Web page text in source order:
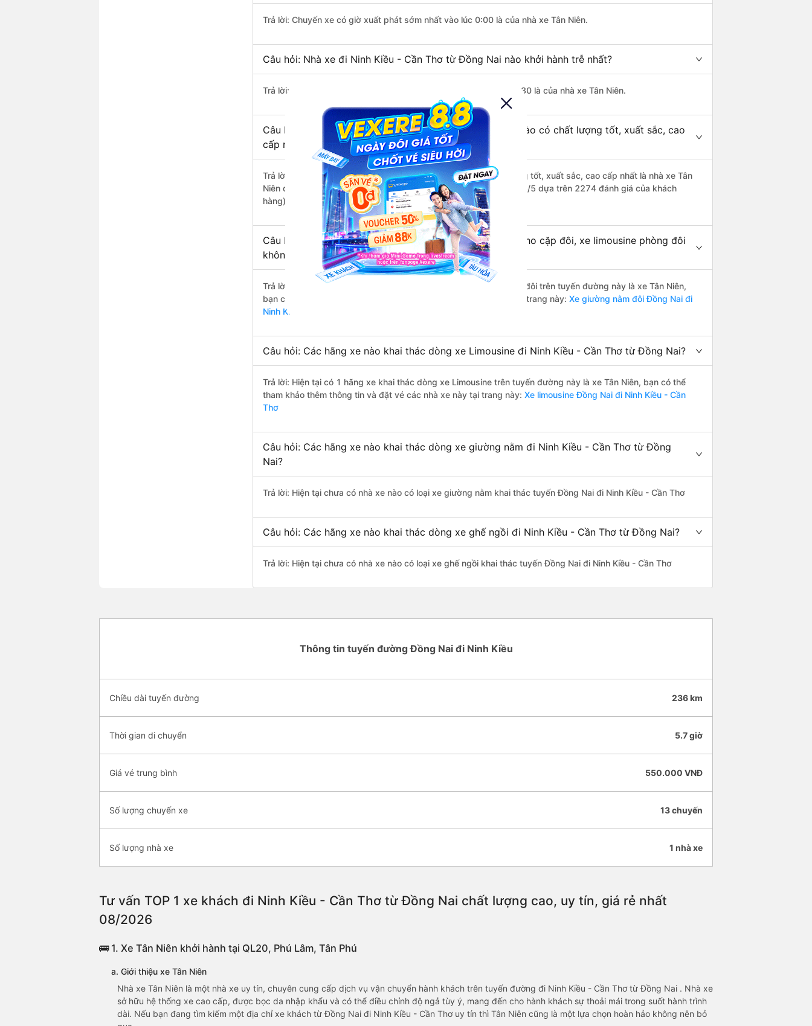
Trả lời: Chuyến xe có giờ xuất phát sớm nhất vào lúc 0:00 là của nhà xe Tân Niên.
Câu hỏi: Nhà xe đi Ninh Kiều - Cần Thơ từ Đồng Nai nào khởi hành trễ nhất?
Trả lời: Chuyến xe có giờ xuất phát trễ (muộn) nhất là vào lúc 23:30 là của nhà xe Tân Niên.
Câu hỏi: Review xe đi Ninh Kiều - Cần Thơ từ Đồng Nai nào có chất lượng tốt, xuất sắc, cao
cấp nhất?
Trả lời: Những hãng xe đi Đồng Nai Ninh Kiều - Cần Thơ chất lượng tốt, xuất sắc, cao cấp nhất là nhà xe Tân
Niên đi Ninh Kiều - Cần Thơ từ Đồng Nai với điểm chất lượng là 4.6/5 dựa trên 2274 đánh giá của khách
hàng).
Câu hỏi: Có loại xe Đồng Nai Ninh Kiều - Cần Thơ dành cho cặp đôi, xe limousine phòng đôi
không?
Trả lời: Hiện tại có 1 hãng xe khai thác dòng xe Limousine giường đôi trên tuyến đường này là xe Tân Niên,
bạn có thể tham khảo thêm thông tin và đặt vé các nhà xe này tại trang này: Xe giường nằm đôi Đồng Nai đi
Ninh Kiều - Cần Thơ
Câu hỏi: Các hãng xe nào khai thác dòng xe Limousine đi Ninh Kiều - Cần Thơ từ Đồng Nai?
Trả lời: Hiện tại có 1 hãng xe khai thác dòng xe Limousine trên tuyến đường này là xe Tân Niên, bạn có thể
tham khảo thêm thông tin và đặt vé các nhà xe này tại trang này: Xe limousine Đồng Nai đi Ninh Kiều - Cần
Thơ
Câu hỏi: Các hãng xe nào khai thác dòng xe giường nằm đi Ninh Kiều - Cần Thơ từ Đồng
Nai?
Trả lời: Hiện tại chưa có nhà xe nào có loại xe giường nằm khai thác tuyến Đồng Nai đi Ninh Kiều - Cần Thơ
Câu hỏi: Các hãng xe nào khai thác dòng xe ghế ngồi đi Ninh Kiều - Cần Thơ từ Đồng Nai?
Trả lời: Hiện tại chưa có nhà xe nào có loại xe ghế ngồi khai thác tuyến Đồng Nai đi Ninh Kiều - Cần Thơ
Thông tin tuyến đường Đồng Nai đi Ninh Kiều
Chiều dài tuyến đường 236 km
Thời gian di chuyển 5.7 giờ
Giá vé trung bình 550.000 VNĐ
Số lượng chuyến xe 13 chuyến
Số lượng nhà xe 1 nhà xe
Tư vấn TOP 1 xe khách đi Ninh Kiều - Cần Thơ từ Đồng Nai chất lượng cao, uy tín, giá rẻ nhất
08/2026
🚌 1. Xe Tân Niên khởi hành tại QL20, Phú Lâm, Tân Phú
a. Giới thiệu xe Tân Niên
Nhà xe Tân Niên là một nhà xe uy tín, chuyên cung cấp dịch vụ vận chuyển hành khách trên tuyến đường đi Ninh Kiều - Cần Thơ từ Đồng Nai . Nhà xe
sở hữu hệ thống xe cao cấp, được bọc da nhập khẩu và có thể điều chỉnh độ ngả tùy ý, mang đến cho hành khách sự thoải mái trong suốt hành trình
dài. Nếu bạn đang tìm kiếm một địa chỉ xe khách từ Đồng Nai đi Ninh Kiều - Cần Thơ uy tín thì Tân Niên cũng là một lựa chọn hoàn hảo không nên bỏ